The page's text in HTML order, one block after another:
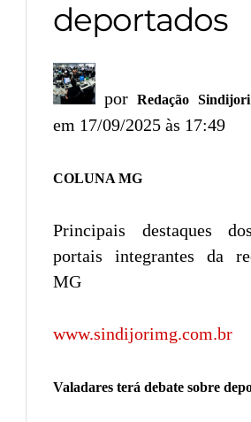
deportados
porRedação Sindijori
em 17/09/2025 às 17:49
COLUNA MG
Principais destaques
portais integrantes da
MG
www.sindijorimg.com.br
Valadares terá debate sobre